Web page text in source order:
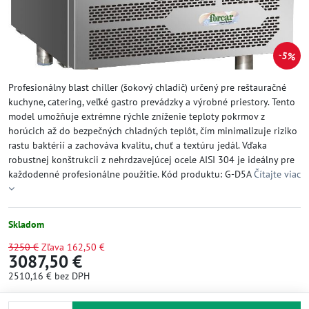
5%
Profesionálny blast chiller (šokový chladič) určený pre reštauračné
kuchyne, catering, veľké gastro prevádzky a výrobné priestory. Tento
model umožňuje extrémne rýchle zníženie teploty pokrmov z
horúcich až do bezpečných chladných teplôt, čím minimalizuje riziko
rastu baktérií a zachováva kvalitu, chuť a textúru jedál. Vďaka
robustnej konštrukcii z nehrdzavejúcej ocele AISI 304 je ideálny pre
každodenné profesionálne použitie. Kód produktu: G-D5AČítajte viac
Skladom
3250 € Zľava 162,50 €
3087,50 €
2510,16 € bez DPH